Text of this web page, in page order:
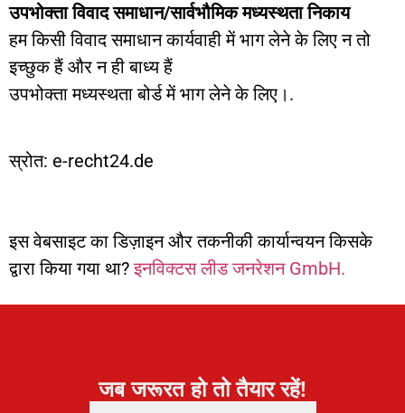
उपभोक्ता विवाद समाधान/सार्वभौमिक मध्यस्थता निकाय
हम किसी विवाद समाधान कार्यवाही में भाग लेने के लिए न तो
इच्छुक हैं और न ही बाध्य हैं
उपभोक्ता मध्यस्थता बोर्ड में भाग लेने के लिए।.
स्रोत: e-recht24.de
इस वेबसाइट का डिज़ाइन और तकनीकी कार्यान्वयन किसके
द्वारा किया गया था?इनविक्टस लीड जनरेशन GmbH.
जब जरूरत हो तो तैयार रहें!